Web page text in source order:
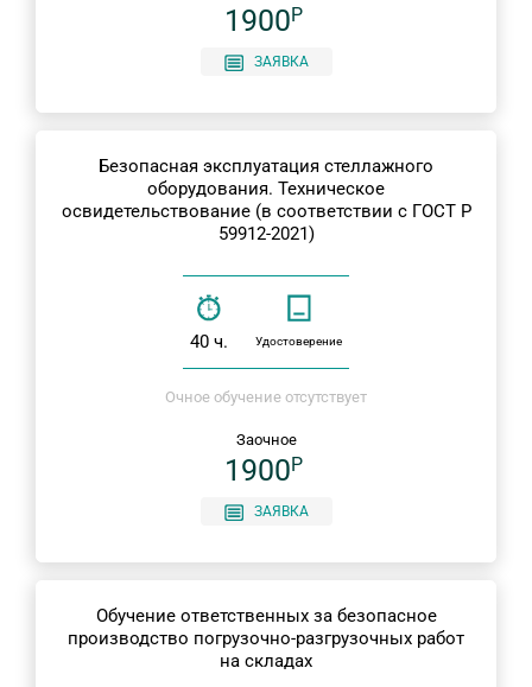
1900P
ЗАЯВКА
Безопасная эксплуатация стеллажного
оборудования. Техническое
освидетельствование (в соответствии с ГОСТ Р
59912-2021)
40 ч. Удостоверение
Очное обучение отсутствует
Заочное
1900P
ЗАЯВКА
Обучение ответственных за безопасное
производство погрузочно-разгрузочных работ
на складах